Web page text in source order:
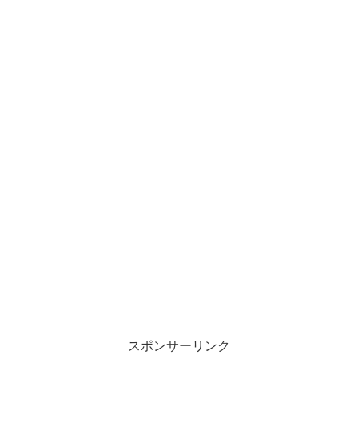
スポンサーリンク